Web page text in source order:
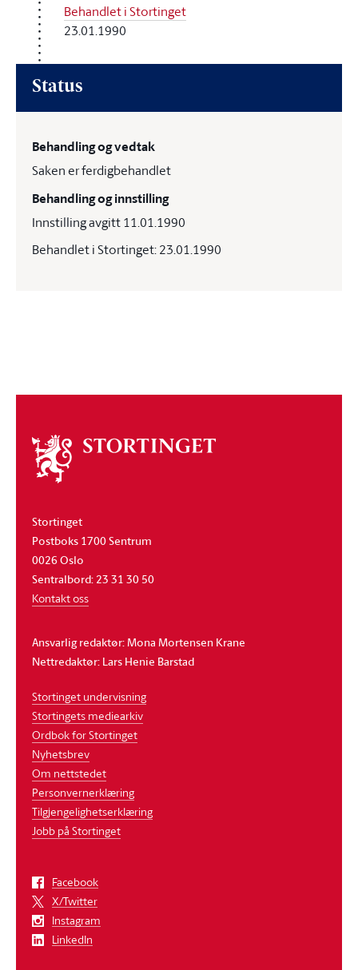
Behandlet i Stortinget
23.01.1990
Status
Behandling og vedtak
Saken er ferdigbehandlet
Behandling og innstilling
Innstilling avgitt 11.01.1990
Behandlet i Stortinget: 23.01.1990
Om
stortinget
Stortinget
Postboks 1700 Sentrum
0026 Oslo
Sentralbord: 23 31 30 50
Kontakt oss
Ansvarlig redaktør: Mona Mortensen Krane
Nettredaktør: Lars Henie Barstad
Stortinget undervisning
Stortingets mediearkiv
Ordbok for Stortinget
Nyhetsbrev
Om nettstedet
Personvernerklæring
Tilgjengelighetserklæring
Jobb på Stortinget
Facebook
X/Twitter
Instagram
LinkedIn